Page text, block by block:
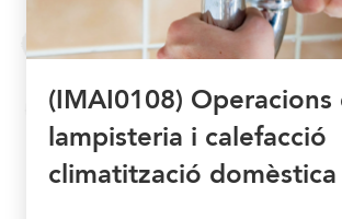
(IMAI0108) Operacions
lampisteria i calefacció
climatització domèstica